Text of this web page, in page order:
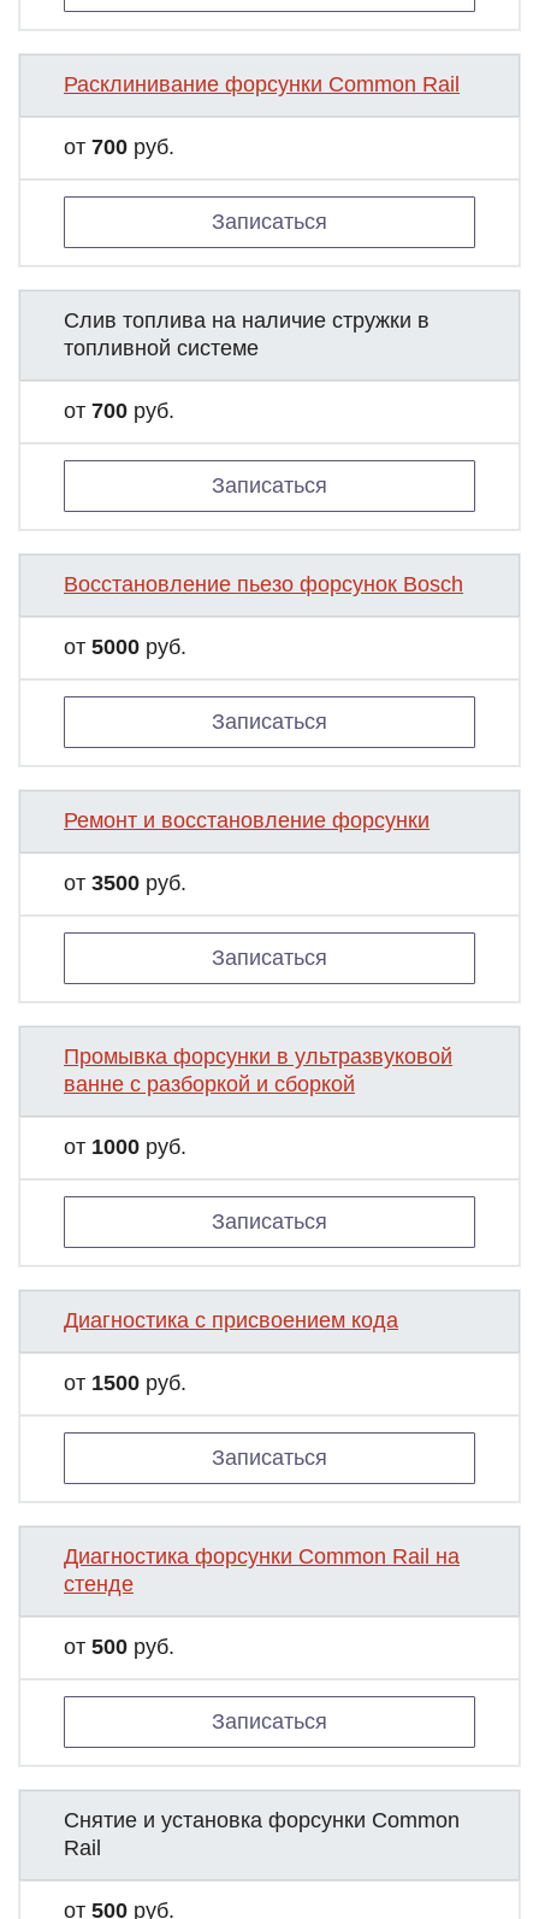
Расклинивание форсунки Common Rail
от 700 руб.
Записаться
Слив топлива на наличие стружки в
топливной системе
от 700 руб.
Записаться
Восстановление пьезо форсунок Bosch
от 5000 руб.
Записаться
Ремонт и восстановление форсунки
от 3500 руб.
Записаться
Промывка форсунки в ультразвуковой
ванне с разборкой и сборкой
от 1000 руб.
Записаться
Диагностика с присвоением кода
от 1500 руб.
Записаться
Диагностика форсунки Common Rail на
стенде
от 500 руб.
Записаться
Снятие и установка форсунки Common
Rail
от 500 руб.